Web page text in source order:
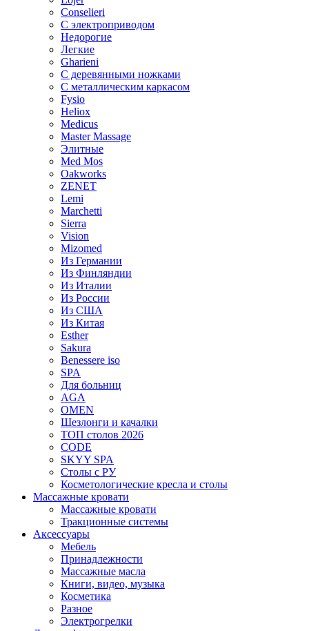
Conselieri
С электроприводом
Недорогие
Легкие
Gharieni
С деревянными ножками
С металлическим каркасом
Fysio
Heliox
Medicus
Master Massage
Элитные
Med Mos
Oakworks
ZENET
Lemi
Marchetti
Sierra
Vision
Mizomed
Из Германии
Из Финляндии
Из Италии
Из России
Из США
Из Китая
Esther
Sakura
Benessere iso
SPA
Для больниц
AGA
OMEN
Шезлонги и качалки
ТОП столов 2026
CODE
SKYY SPA
Столы с РУ
Косметологические кресла и столы
Массажные кровати
Массажные кровати
Тракционные системы
Аксессуары
Мебель
Принадлежности
Массажные масла
Книги, видео, музыка
Косметика
Разное
Электрогрелки